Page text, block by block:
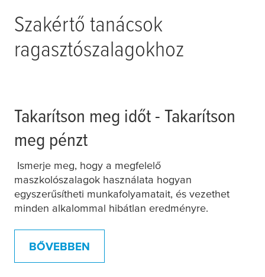
Szakértő tanácsok
ragasztószalagokhoz
Takarítson meg időt - Takarítson
meg pénzt
Ismerje meg, hogy a megfelelő
maszkolószalagok használata hogyan
egyszerűsítheti munkafolyamatait, és vezethet
minden alkalommal hibátlan eredményre.
BŐVEBBEN